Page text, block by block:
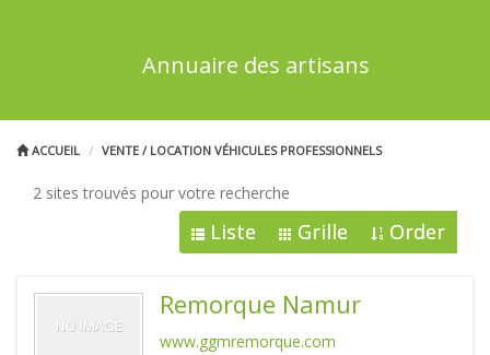
Annuaire des artisans
ACCUEIL VENTE / LOCATION VÉHICULES PROFESSIONNELS
2 sites trouvés pour votre recherche
Liste Grille Order
Remorque Namur
www.ggmremorque.com